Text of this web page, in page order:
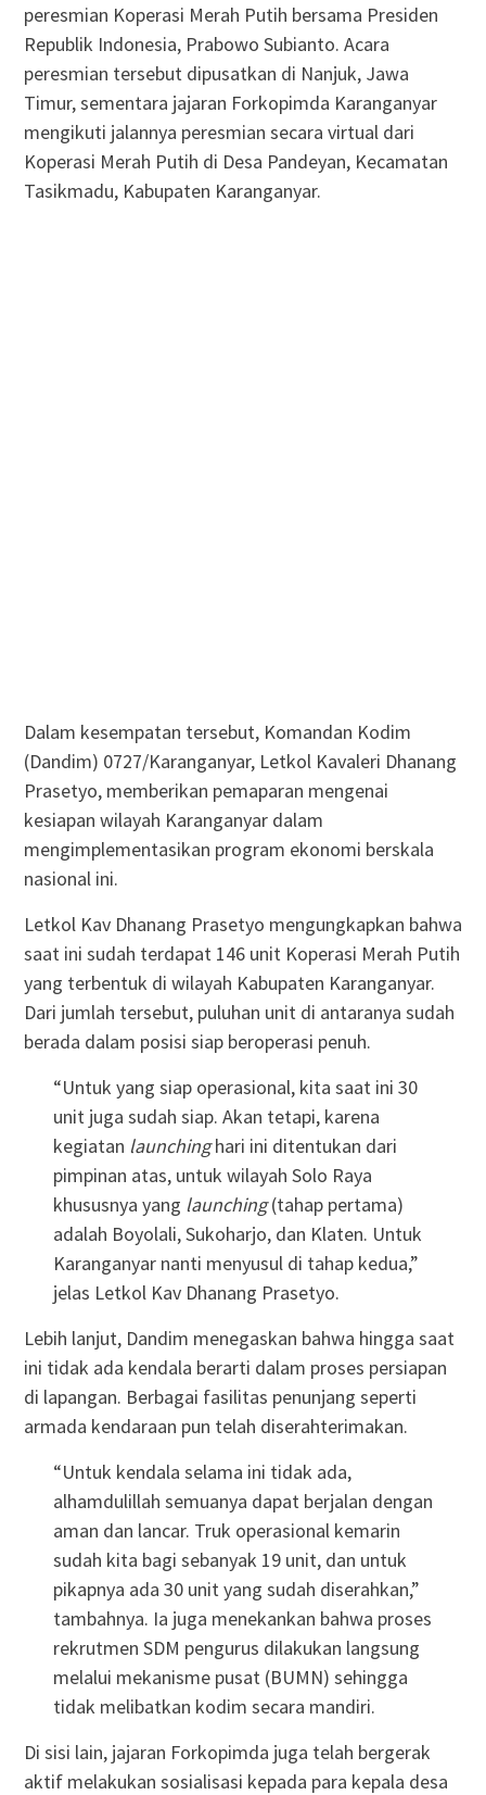
peresmian Koperasi Merah Putih bersama Presiden
Republik Indonesia, Prabowo Subianto. Acara
peresmian tersebut dipusatkan di Nanjuk, Jawa
Timur, sementara jajaran Forkopimda Karanganyar
mengikuti jalannya peresmian secara virtual dari
Koperasi Merah Putih di Desa Pandeyan, Kecamatan
Tasikmadu, Kabupaten Karanganyar.
Dalam kesempatan tersebut, Komandan Kodim
(Dandim) 0727/Karanganyar, Letkol Kavaleri Dhanang
Prasetyo, memberikan pemaparan mengenai
kesiapan wilayah Karanganyar dalam
mengimplementasikan program ekonomi berskala
nasional ini.
Letkol Kav Dhanang Prasetyo mengungkapkan bahwa
saat ini sudah terdapat 146 unit Koperasi Merah Putih
yang terbentuk di wilayah Kabupaten Karanganyar.
Dari jumlah tersebut, puluhan unit di antaranya sudah
berada dalam posisi siap beroperasi penuh.
“Untuk yang siap operasional, kita saat ini 30
unit juga sudah siap. Akan tetapi, karena
kegiatan launchinghari ini ditentukan dari
pimpinan atas, untuk wilayah Solo Raya
khususnya yang launching(tahap pertama)
adalah Boyolali, Sukoharjo, dan Klaten. Untuk
Karanganyar nanti menyusul di tahap kedua,”
jelas Letkol Kav Dhanang Prasetyo.
Lebih lanjut, Dandim menegaskan bahwa hingga saat
ini tidak ada kendala berarti dalam proses persiapan
di lapangan. Berbagai fasilitas penunjang seperti
armada kendaraan pun telah diserahterimakan.
“Untuk kendala selama ini tidak ada,
alhamdulillah semuanya dapat berjalan dengan
aman dan lancar. Truk operasional kemarin
sudah kita bagi sebanyak 19 unit, dan untuk
pikapnya ada 30 unit yang sudah diserahkan,”
tambahnya. Ia juga menekankan bahwa proses
rekrutmen SDM pengurus dilakukan langsung
melalui mekanisme pusat (BUMN) sehingga
tidak melibatkan kodim secara mandiri.
Di sisi lain, jajaran Forkopimda juga telah bergerak
aktif melakukan sosialisasi kepada para kepala desa